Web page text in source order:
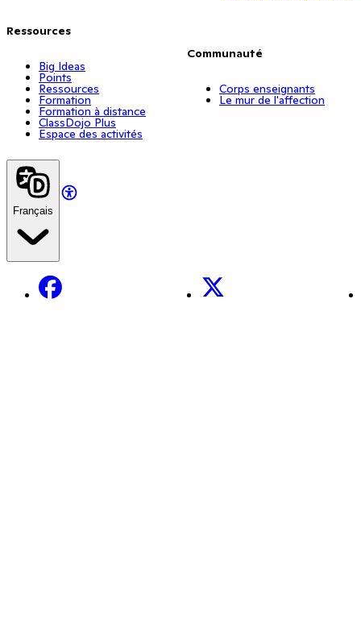
Ressources
Big Ideas
Points
Ressources
Formation
Formation à distance
ClassDojo Plus
Espace des activités
Communauté
Corps enseignants
Le mur de l'affection
Français
Facebook X